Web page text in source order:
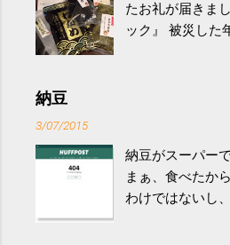
研究チームが発
きるのは、過度
減らなくても効
波大「減量しな
ス - アピタル（
たお礼が届きま
ック』 被災した
が『たみこの海
全く考えていな
少しづつ復興し
嬉しいです。 あ
納豆
3/07/2015
納豆がスーパー
まぁ、食べたか
わけではないし
ど。。 「関節